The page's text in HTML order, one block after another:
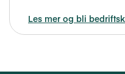
Les mer og bli